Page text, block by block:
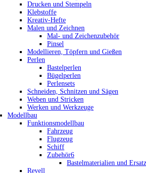
Drucken und Stempeln
Klebstoffe
Kreativ-Hefte
Malen und Zeichnen
Mal- und Zeichenzubehör
Pinsel
Modellieren, Töpfern und Gießen
Perlen
Bastelperlen
Bügelperlen
Perlensets
Schneiden, Schnitzen und Sägen
Weben und Stricken
Werken und Werkzeuge
Modellbau
Funktionsmodellbau
Fahrzeug
Flugzeug
Schiff
Zubehör6
Bastelmaterialien und
Revell